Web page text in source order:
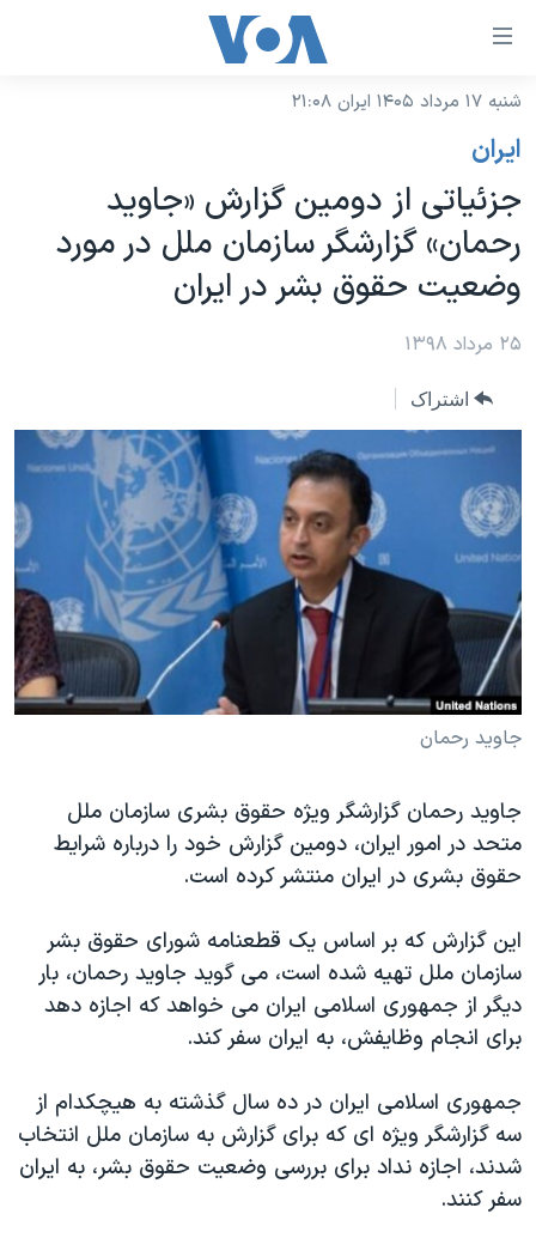
لینکهای
دسترسی
جهش
محتوای
اصلی
جهش
به
صفحه
جهش
به
نسخه سبک وب‌سایت
موضوع ها
ایران
آمریکا
جهان
ورزشی
گزیده‌ها
ویدیوها
فرهنگ و زندگی
حقوق شهروندی
اقتصادی
علم و فناوری
اسرائیل در جنگ
آرشیو پخش زنده
برنامه های تلویزیونی
جدول برنامه ها
صفحه‌های ویژه
جام جهانی ۲۰۲۶
عملیات خشم حماسی
بایگانی برنامه‌های تلویزیونی
مستندها
انتخابات ریاست جمهوری آمریکا ۲۰۲۴
حمله جمهوری اسلامی به اسرائیل
رمز مهسا
ورزش زنان در ایران
مجموعه مستندهای دادخواهی
تریبونال مردمی آبان ۹۸
چهل سال گروگان‌گیری
قانون شفافیت دارائی کادر رهبری ایران
اعتراضات مردمی آبان ۹۸
نرگس محمدی برنده جایزه نوبل صلح
همایش محافظه‌کاران آمریکا «سی‌پک»
صفحه‌های ویژه
فرکانس‌های صدای آمریکا
پخش رادیویی
یادگیری زبان انگلیسی
دنبال کنید
زبانهای مختلف
شنبه ۱۷ مرداد ۱۴۰۵ ایران ۲۱:۰۸
ايران
جزئیاتی از دومین گزارش «جاوید
رحمان» گزارشگر سازمان ملل در مورد
وضعیت حقوق بشر در ایران
۲۵ مرداد ۱۳۹۸
اشتراک
جاوید رحمان
جاوید رحمان گزارشگر ویژه حقوق بشری سازمان ملل
متحد در امور ایران، دومین گزارش خود را درباره شرایط
حقوق بشری در ایران منتشر کرده است.
این گزارش که بر اساس یک قطعنامه شورای حقوق بشر
سازمان ملل تهیه شده است، می گوید جاوید رحمان، بار
دیگر از جمهوری اسلامی ایران می خواهد که اجازه دهد
برای انجام وظایفش، به ایران سفر کند.
جمهوری اسلامی ایران در ده سال گذشته به هیچکدام از
سه گزارشگر ویژه ای که برای گزارش به سازمان ملل انتخاب
شدند، اجازه نداد برای بررسی وضعیت حقوق بشر، به ایران
سفر کنند.